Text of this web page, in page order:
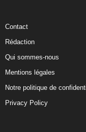
Contact
Rédaction
Qui sommes-nous
Mentions légales
Notre politique de
Privacy Policy